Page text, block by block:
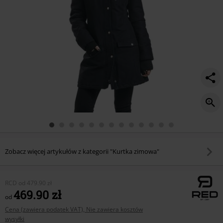
Zobacz więcej artykułów z kategorii "Kurtka zimowa"
RCD od 479.90 zł
od 469.90 zł
Cena (zawiera podatek VAT), Nie zawiera kosztów
wysyłki